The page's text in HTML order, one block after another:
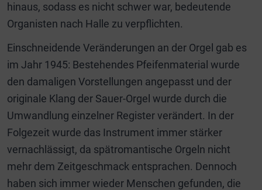
hinaus, sodass es nicht schwer war, bedeutende
Organisten nach Halle zu verpflichten.
Einschneidende Veränderungen an der Orgel gab es
im Jahr 1945: Bestehendes Pfeifenmaterial wurde
den damaligen Vorstellungen angepasst und der
originale Klang der Sauer-Orgel wurde durch die
Umwandlung einzelner Register verändert. In der
Folgezeit wurde das Instrument immer stärker
vernachlässigt, da spätromantische Orgeln nicht
mehr dem Zeitgeschmack entsprachen. Dennoch
haben sich immer wieder Menschen gefunden, die